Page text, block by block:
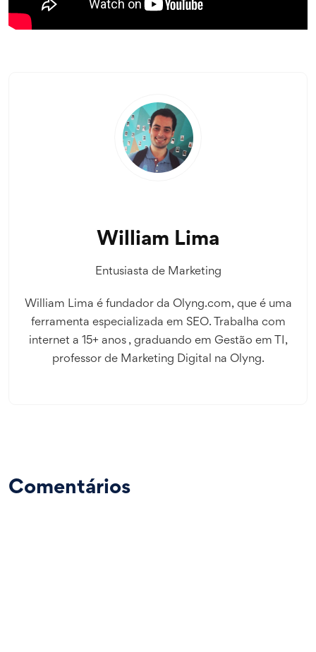
William Lima
Entusiasta de Marketing
William Lima é fundador da Olyng.com, que é uma
ferramenta especializada em SEO. Trabalha com
internet a 15+ anos , graduando em Gestão em TI,
professor de Marketing Digital na Olyng.
Comentários